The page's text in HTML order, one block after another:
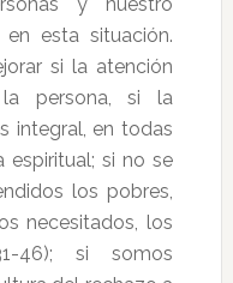
esta situación.
si la atención
persona, si la
integral, en todas
espiritual; si no se
los pobres,
necesitados, los
46); si somos